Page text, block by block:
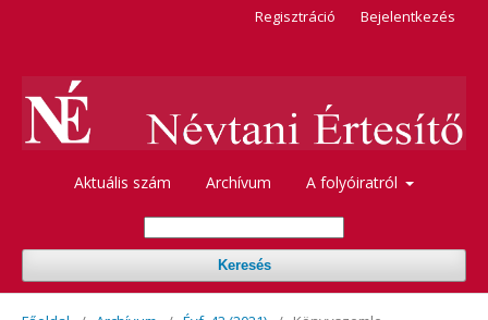
Aktuális szám Archívum A folyóiratról
Keresés
Regisztráció Bejelentkezés